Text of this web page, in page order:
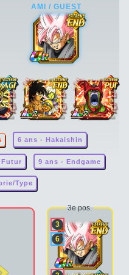
6 ans - Hakaishin
Futur 9 ans - Endgame
Type
3e pos.
3
6